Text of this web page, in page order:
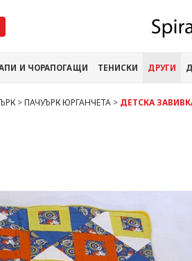
И ЧОРАПОГАЩИ ТЕНИСКИ ДРУГИ
>ПАЧУЪРК ЮРГАНЧЕТА > ДЕТСКА